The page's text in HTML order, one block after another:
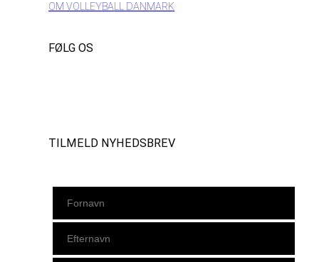
OM VOLLEYBALL DANMARK
FØLG OS
TILMELD NYHEDSBREV